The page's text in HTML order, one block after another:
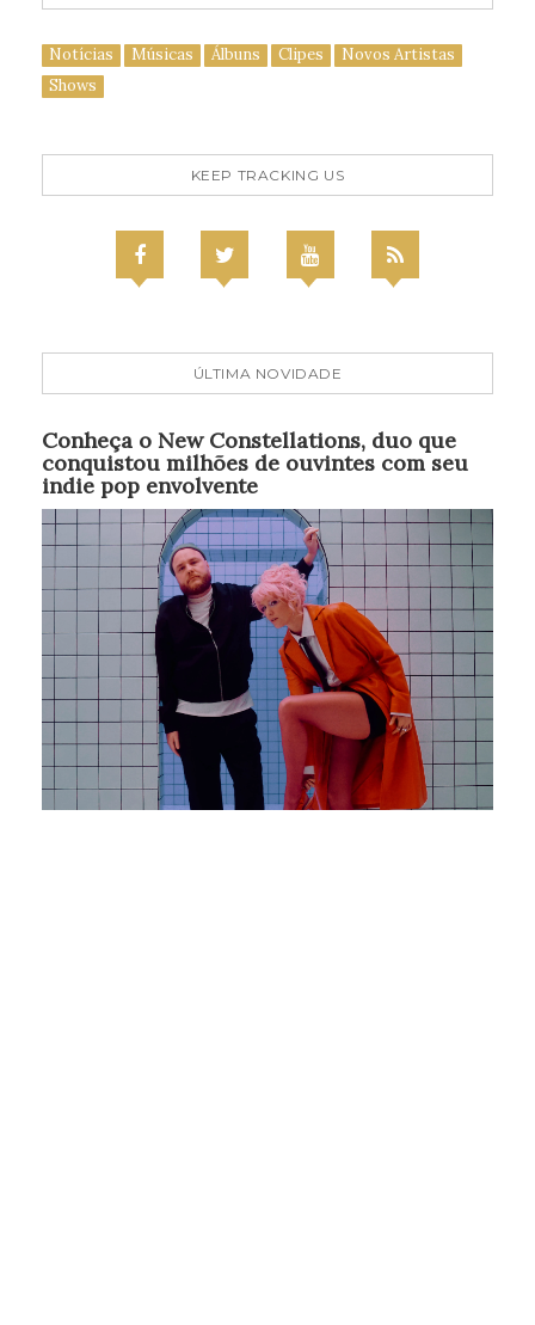
Notícias Músicas Álbuns Clipes
Novos Artistas
Shows
KEEP TRACKING US
ÚLTIMA NOVIDADE
Conheça o New Constellations, duo que
conquistou milhões de ouvintes com seu
indie pop envolvente